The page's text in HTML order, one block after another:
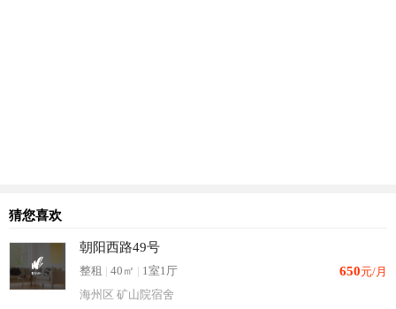
猜您喜欢
朝阳西路49号
整租 | 40㎡ | 1室1厅 650元/月
海州区 矿山院宿舍